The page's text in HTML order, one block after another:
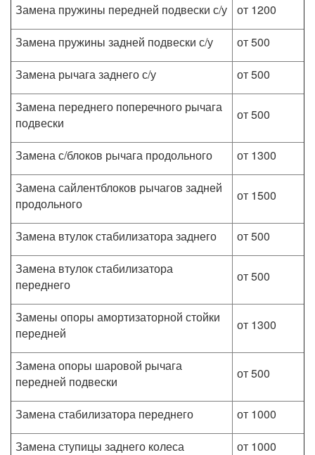
Замена пружины передней подвески с/у
от 1200
Замена пружины задней подвески с/у
от 500
Замена рычага заднего с/у
от 500
Замена переднего поперечного рычага
подвески
от 500
Замена с/блоков рычага продольного
от 1300
Замена сайлентблоков рычагов задней
продольного
от 1500
Замена втулок стабилизатора заднего
от 500
Замена втулок стабилизатора
переднего
от 500
Замены опоры амортизаторной стойки
передней
от 1300
Замена опоры шаровой рычага
передней подвески
от 500
Замена стабилизатора переднего
от 1000
Замена ступицы заднего колеса
от 1000